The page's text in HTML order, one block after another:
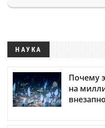
НАУКА
Почему
на